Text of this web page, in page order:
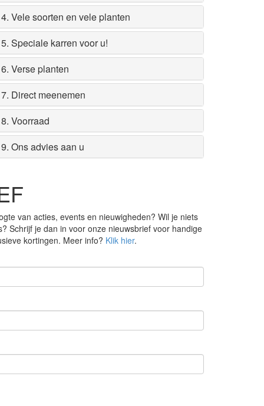
4. Vele soorten en vele planten
5. Speciale karren voor u!
6. Verse planten
7. Direct meenemen
8. Voorraad
9. Ons advies aan u
van acties, events en nieuwigheden? Wil je niets
Schrijf je dan in voor onze nieuwsbrief voor handige
kortingen. Meer info? Klik hier.